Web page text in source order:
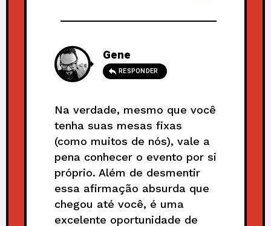
Gene
RESPONDER
Na verdade, mesmo que você
tenha suas mesas fixas
(como muitos de nós), vale a
pena conhecer o evento por si
próprio. Além de desmentir
essa afirmação absurda que
chegou até você, é uma
excelente oportunidade de